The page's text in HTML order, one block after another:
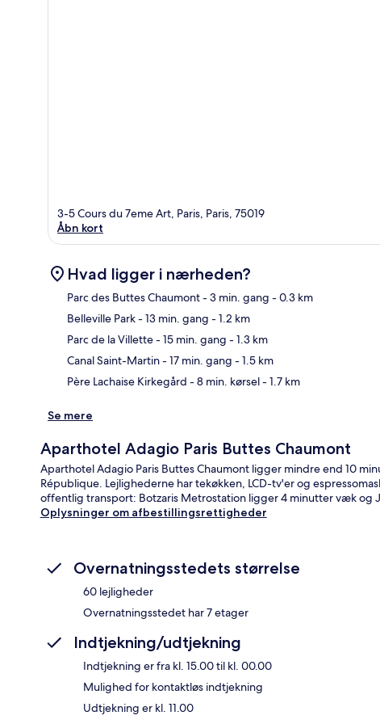
3-5 Cours du 7eme Art, Paris, Paris, 75019
Åbn kort
Hvad ligger i nærheden?
Parc des Buttes Chaumont- 3 min. gang - 0.3 km
Belleville Park- 13 min. gang - 1.2 km
Parc de la Villette- 15 min. gang - 1.3 km
Canal Saint-Martin- 17 min. gang - 1.5 km
Père Lachaise Kirkegård - 8 min. kørsel- 1.7 km
Se mere
Aparthotel Adagio Paris Buttes Chaumont
Aparthotel Adagio Paris Buttes Chaumont ligger mindre end 10
République. Lejlighederne har tekøkken, LCD-tv'er og
offentlig transport: Botzaris Metrostation ligger 4 minutter væk og
Oplysninger om afbestillingsrettigheder
Overnatningsstedets størrelse
60 lejligheder
Overnatningsstedet har 7 etager
Indtjekning/udtjekning
Indtjekning er fra kl. 15.00 til kl. 00.00
Mulighed for kontaktløs indtjekning
Udtjekning er kl. 11.00